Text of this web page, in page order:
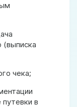
(выписка
чека;
в